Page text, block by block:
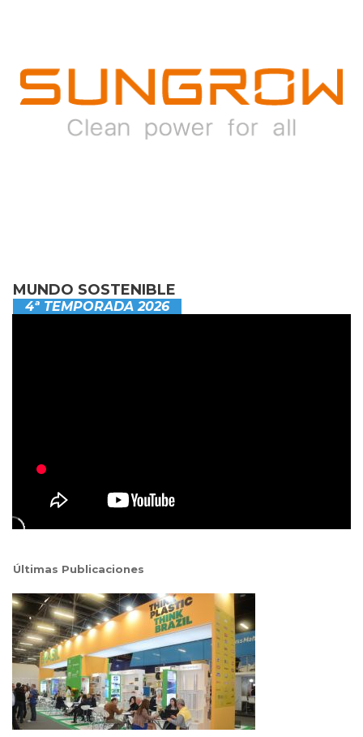
MUNDO SOSTENIBLE
4ª TEMPORADA 2026
Últimas Publicaciones